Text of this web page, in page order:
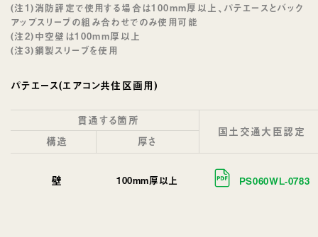
(注1)消防評定で使用する場合は100mm厚以上、パテエースとバック
アップスリーブの組み合わせでのみ使用可能
(注2)中空壁は100mm厚以上
(注3)鋼製スリーブを使用
パテエース(エアコン共住区画用)
貫通する箇所
国土交通大臣認定
構造 厚さ
壁 100mm厚以上 PS060WL-0783